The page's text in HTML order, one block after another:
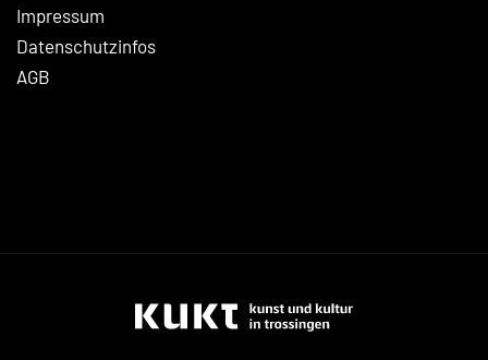
Impressum
Datenschutzinfos
AGB